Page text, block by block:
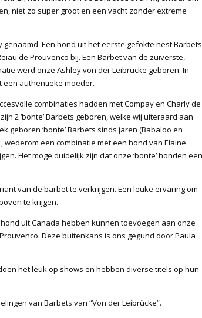
niet zo super groot en een vacht zonder extreme
Een hond uit het eerste gefokte nest Barbets
de Prouvenco bij. Een Barbet van de zuiverste,
werd onze Ashley von der Leibrücke geboren. In
een authentieke moeder.
combinaties hadden met Compay en Charly de
2 ‘bonte’ Barbets geboren, welke wij uiteraard aan
geboren ‘bonte’ Barbets sinds jaren (Babaloo en
wederom een combinatie met een hond van Elaine
Het moge duidelijk zijn dat onze ‘bonte’ honden een
van de barbet te verkrijgen. Een leuke ervaring om
te krijgen.
uit Canada hebben kunnen toevoegen aan onze
Deze buitenkans is ons gegund door Paula
het leuk op shows en hebben diverse titels op hun
van Barbets van “Von der Leibrücke”.